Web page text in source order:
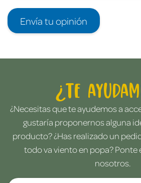
Envía tu opinión
¿Te
¿Necesitas que te ayudemos a
gustaría proponernos alguna
producto? ¿Has realizado un
todo va viento en popa?
nosotros.